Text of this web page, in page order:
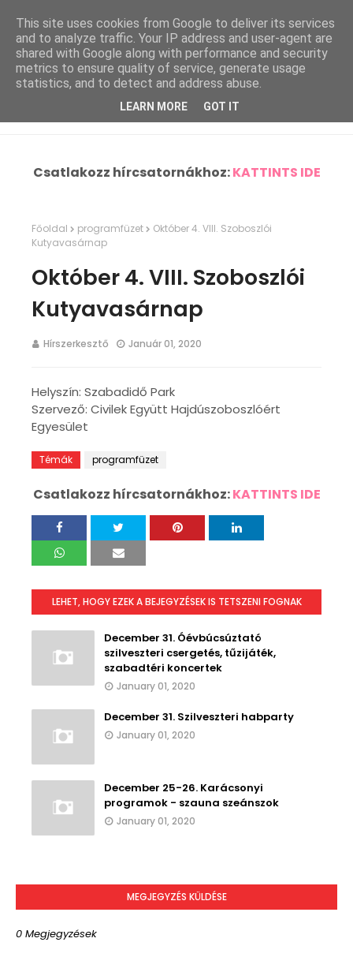
Csatlakozz hírcsatornákhoz:KATTINTS IDE
Főoldal programfüzet
Október 4. VIII. Szoboszlói
Kutyavasárnap
Október 4. VIII. Szoboszlói
Kutyavasárnap
Hírszerkesztő Január 01, 2020
Helyszín: Szabadidő Park
Szervező: Civilek Együtt Hajdúszoboszlóért
Egyesület
Témák programfüzet
Csatlakozz hírcsatornákhoz:KATTINTS IDE
LEHET, HOGY EZEK A BEJEGYZÉSEK IS TETSZENI FOGNAK
December 31. Óévbúcsúztató
szilveszteri csergetés, tűzijáték,
szabadtéri koncertek
January 01, 2020
December 31. Szilveszteri habparty
January 01, 2020
December 25-26. Karácsonyi
programok - szauna szeánszok
January 01, 2020
MEGJEGYZÉS KÜLDÉSE
0 Megjegyzések
This site uses cookies from Google to deliver its services
and to analyze traffic. Your IP address and user-agent are
shared with Google along with performance and security
metrics to ensure quality of service, generate usage
statistics, and to detect and address abuse.
LEARN MORE GOT IT